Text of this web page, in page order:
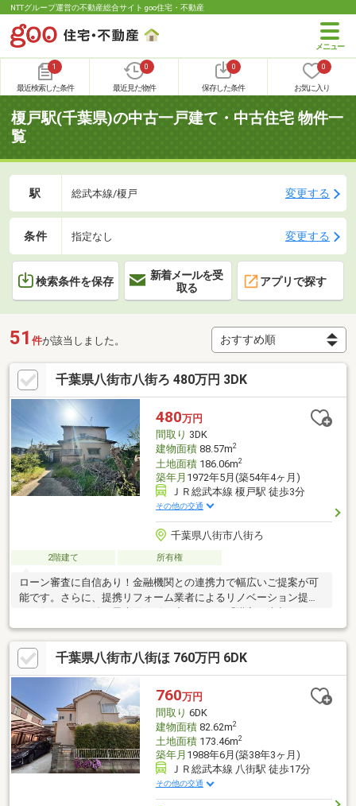
NTTグループ運営の不動産総合サイト goo住宅・不動産
1
最近検索した条件
0
最近見た物件
0
保存した条件
0
お気に入り
榎戸駅(千葉県)の中古一戸建て・中古住宅 物件一
覧
駅 総武本線/榎戸 変更する
条件 指定なし 変更する
検索条件を保存
新着メールを受
取る
アプリで探す
51 件が該当しました。
千葉県八街市八街ろ 480万円 3DK
480万円
間取り 3DK
建物面積88.57m2
土地面積186.06m2
築年月 1972年5月(築54年4ヶ月)
ＪＲ総武本線 榎戸駅 徒歩3分
その他の交通
千葉県八街市八街ろ
2階建て 所有権
ローン審査に自信あり！金融機関との連携力で幅広いご提案が可
能です。さらに、提携リフォーム業者によるリノベーション提案
ォーム」すべて当社にお任せください。
千葉県八街市八街ほ 760万円 6DK
760万円
間取り 6DK
建物面積82.62m2
土地面積173.46m2
築年月 1988年6月(築38年3ヶ月)
ＪＲ総武本線 八街駅 徒歩17分
その他の交通